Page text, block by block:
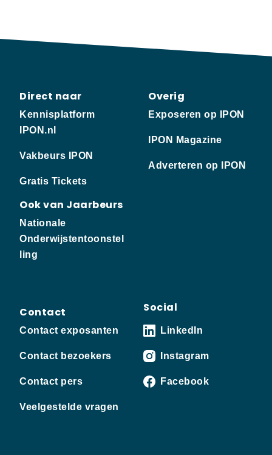
Direct naar
Kennisplatform
IPON.nl
Vakbeurs IPON
Gratis Tickets
Ook van Jaarbeurs
Nationale
Onderwijstentoonstel
ling
Overig
Exposeren op IPON
IPON Magazine
Adverteren op IPON
Contact
Contact exposanten
Contact bezoekers
Contact pers
Veelgestelde vragen
Social
LinkedIn
Instagram
Facebook